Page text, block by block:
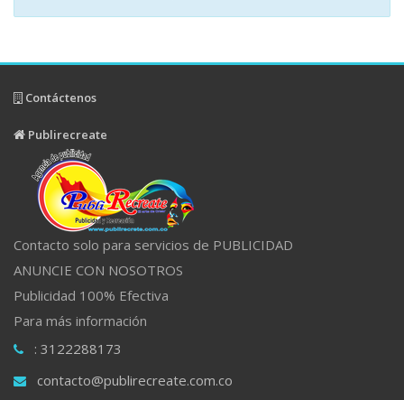
Contáctenos
Publirecreate
Contacto solo para servicios de PUBLICIDAD
ANUNCIE CON NOSOTROS
Publicidad 100% Efectiva
Para más información
: 3122288173
contacto@publirecreate.com.co